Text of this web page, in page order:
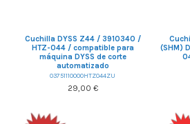
Cuchilla DYSS Z44 / 3910340 /
HTZ-044 / compatible para
máquina DYSS de corte
automatizado
03751110000HTZ044ZU
29,00 €
(SHM)